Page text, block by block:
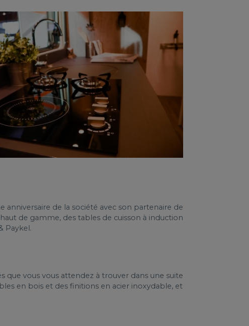
de la société avec son partenaire de
de gamme, des tables de cuisson à induction
Paykel.
vous vous attendez à trouver dans une suite
en bois et des finitions en acier inoxydable, et